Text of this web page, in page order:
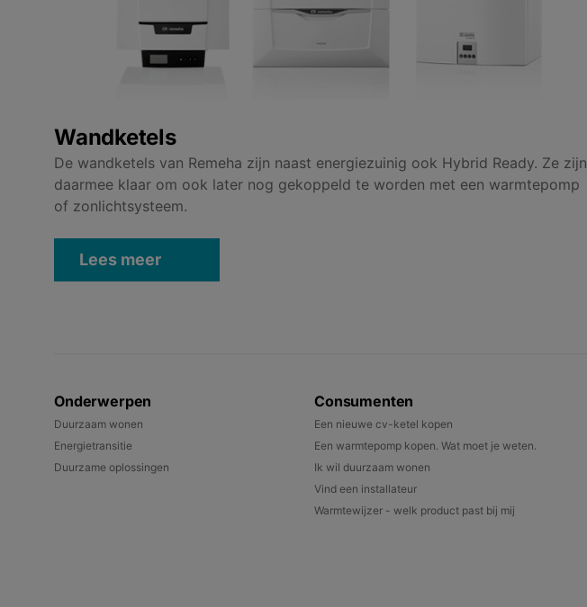
Wandketels
De wandketels van Remeha zijn naast energiezuinig ook Hybrid Ready. Ze zijn
daarmee klaar om ook later nog gekoppeld te worden met een warmtepomp
of zonlichtsysteem.
Lees meer
Onderwerpen
Duurzaam wonen
Energietransitie
Duurzame oplossingen
Consumenten
Een nieuwe cv-ketel kopen
Een warmtepomp kopen. Wat moet je weten.
Ik wil duurzaam wonen
Vind een installateur
Warmtewijzer - welk product past bij mij